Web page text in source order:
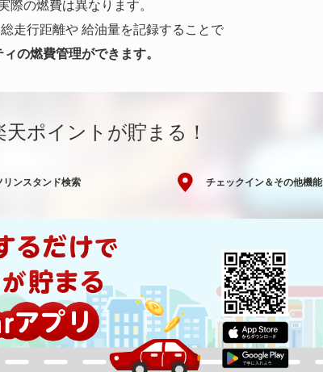
際の燃費は異なります。
走行距離や給油量を記録することで
の燃費管理ができます。
ポイントが貯まる！
リンスタンド検索 チェックイン＆その他機能